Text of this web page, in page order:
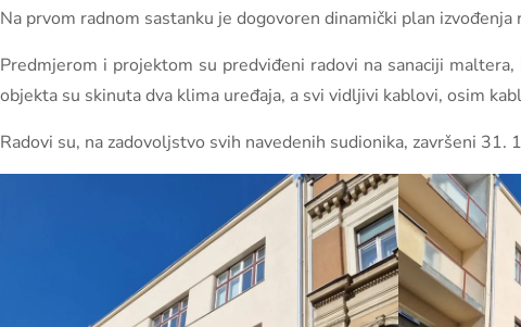
Na prvom radnom sastanku je dogovoren dinamički plan
Predmjerom i projektom su predviđeni radovi na sanaciji
objekta su skinuta dva klima uređaja, a svi vidljivi kablovi, osim
Radovi su, na zadovoljstvo svih navedenih sudionika, završeni 31.